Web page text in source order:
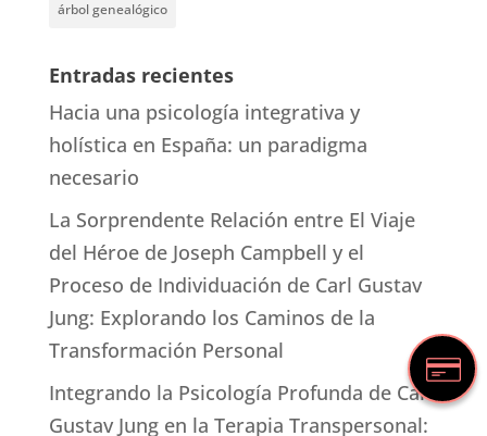
árbol genealógico
Entradas recientes
Hacia una psicología integrativa y
holística en España: un paradigma
necesario
La Sorprendente Relación entre El Viaje
del Héroe de Joseph Campbell y el
Proceso de Individuación de Carl Gustav
Jung: Explorando los Caminos de la
Transformación Personal
Integrando la Psicología Profunda de Carl
Gustav Jung en la Terapia Transpersonal: